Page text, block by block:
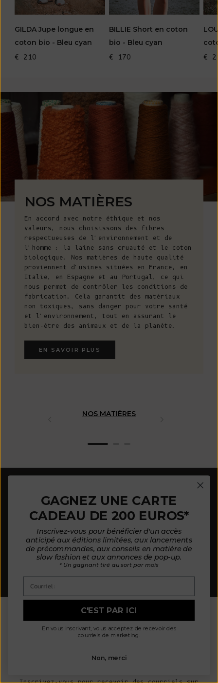
GILDA Jupe longue en
coton bio - Bleu cyan
€ 210
BILLIE Short en coton
bio - Bleu cyan
€ 170
€
NOS MATIÈRES
En accord avec notre éthique et nos
valeurs, nous choisissons des fibres
respectueuses de l'environnement et de
l'homme : la laine sans cruauté et le coton
biologique. Nos matières de haute qualité
proviennent d'usines situées en France, en
Italie, en Espagne et au Portugal, ce qui
nous permet de contrôler les conditions de
fabrication. Cela garantit des matériaux
non toxiques, sans danger pour votre santé
et l'environnement, tout en assurant le
bien-être des animaux et de la planète.
EN SAVOIR PLUS
NOS MATIÈRES
à partir de 300€ vers l'Europe, à partir de 320€
vers l'Amérique du Nord, le Royaume-Uni, la Suisse,
à partir de 360€ vers l'Asie
ÉCHANGE ET RETOURS FLEXIBLES
dans les 30 jours
PAIEMENTS EN TROIS FOIS
avecSplitIt
SERVICE CLIENTS
Contactez-nous pour des conseils et une
REJOINDRE LA
COMMUNAUTÉ
GAGNEZ UNE CARTE
CADEAU DE 200 EUROS*
Inscrivez-vous pour bénéficier d'un accès
anticipé aux éditions limitées, aux lancements
de précommandes, aux conseils en matière de
slow fashion et aux annonces de pop-up.
* Un gagnant tiré au sort par mois
C'EST PAR ICI
En vous inscrivant, vous acceptez de recevoir des
courriels de marketing.
Non, merci